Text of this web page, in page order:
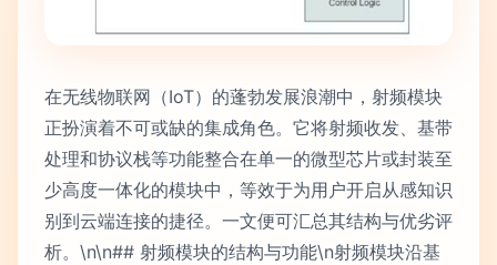
在无线物联网（IoT）的蓬勃发展浪潮中，射频模块
正扮演着不可或缺的集成角色。它将射频收发、基带
处理和协议栈等功能整合在单一的微型芯片或封装至
少高度一体化的模块中，等效于为用户开启从感知识
别到云端连接的捷径。一文便可汇总其结构与优劣评
析。\n\n## 射频模块的结构与功能\n射频模块沿基